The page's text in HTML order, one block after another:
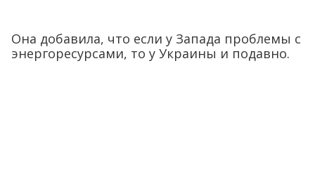
Она добавила, что если у Запада проблемы с
энергоресурсами, то у Украины и подавно.